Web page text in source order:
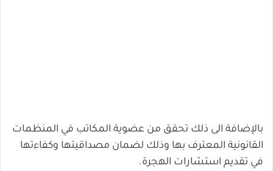
بالإضافة الى ذلك تحقق من عضوية المكاتب في المنظمات
القانونية المعترف بها وذلك لضمان مصداقيتها وكفاءتها
في تقديم استشارات الهجرة.